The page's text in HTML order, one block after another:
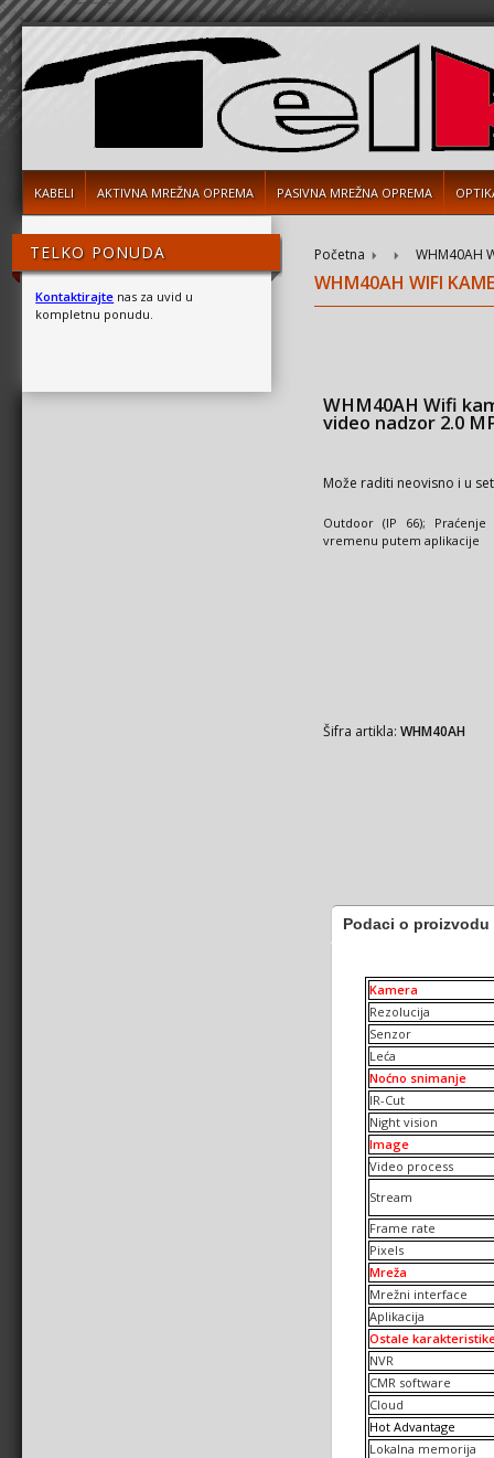
KABELI AKTIVNA MREŽNA OPREMA PASIVNA MREŽNA OPREMA
TELKO PONUDA
Kontaktirajte nas za uvid u
kompletnu ponudu.
Početna WHM40AH
WHM40AH WIFI
WHM40AH Wifi
video nadzor 2.0
Može raditi neovisno i u
Outdoor (IP 66);
vremenu putem aplikacije
Šifra artikla:WHM40AH
Podaci o proizvodu
Kamera
Rezolucija
Senzor
Leća
Noćno snimanje
IR-Cut
Night vision
Image
Video process
Stream
Frame rate
Pixels
Mreža
Mrežni interface
Aplikacija
Ostale
NVR
CMR software
Cloud
Hot Advantage
Lokalna memorija